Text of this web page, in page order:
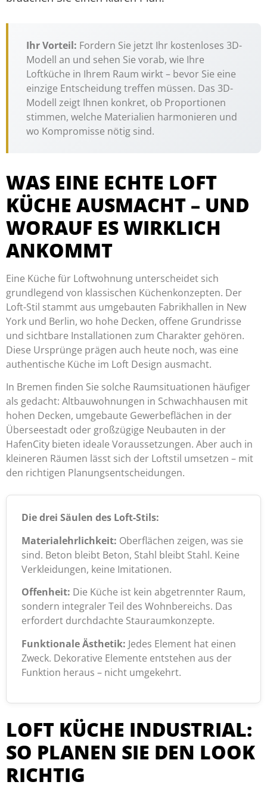
Ihr Vorteil: Fordern Sie jetzt Ihr kostenloses 3D-
Modell an und sehen Sie vorab, wie Ihre
Loftküche in Ihrem Raum wirkt – bevor Sie eine
einzige Entscheidung treffen müssen. Das 3D-
Modell zeigt Ihnen konkret, ob Proportionen
stimmen, welche Materialien harmonieren und
wo Kompromisse nötig sind.
WAS EINE ECHTE LOFT
KÜCHE AUSMACHT – UND
WORAUF ES WIRKLICH
ANKOMMT
Eine Küche für Loftwohnung unterscheidet sich
grundlegend von klassischen Küchenkonzepten. Der
Loft-Stil stammt aus umgebauten Fabrikhallen in New
York und Berlin, wo hohe Decken, offene Grundrisse
und sichtbare Installationen zum Charakter gehören.
Diese Ursprünge prägen auch heute noch, was eine
authentische Küche im Loft Design ausmacht.
In Bremen finden Sie solche Raumsituationen häufiger
als gedacht: Altbauwohnungen in Schwachhausen mit
hohen Decken, umgebaute Gewerbeflächen in der
Überseestadt oder großzügige Neubauten in der
HafenCity bieten ideale Voraussetzungen. Aber auch in
kleineren Räumen lässt sich der Loftstil umsetzen – mit
den richtigen Planungsentscheidungen.
Die drei Säulen des Loft-Stils:
Materialehrlichkeit: Oberflächen zeigen, was sie
sind. Beton bleibt Beton, Stahl bleibt Stahl. Keine
Verkleidungen, keine Imitationen.
Offenheit: Die Küche ist kein abgetrennter Raum,
sondern integraler Teil des Wohnbereichs. Das
erfordert durchdachte Stauraumkonzepte.
Funktionale Ästhetik: Jedes Element hat einen
Zweck. Dekorative Elemente entstehen aus der
Funktion heraus – nicht umgekehrt.
LOFT KÜCHE INDUSTRIAL:
SO PLANEN SIE DEN LOOK
RICHTIG